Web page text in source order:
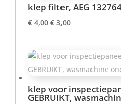
klep filter, AEG
€4,00 Oorspronkelijke
€ 4,00.
€ 3,00Huidige
€ 3,00.
klep voor
GEBRUIKT,